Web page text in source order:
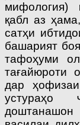
мифология)
қабл аз
сатҳи
башарият
тафоҳуми
тағайюроти
дар
устураҳо